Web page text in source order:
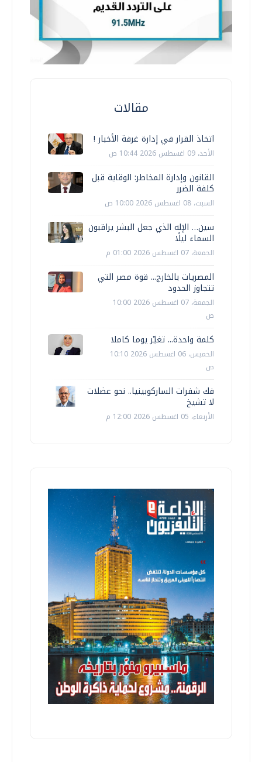
مقالات
اتخاذ القرار في إدارة غرفة الأخبار !
الأحد، 09 اغسطس 2026 10:44 ص
القانون وإدارة المخاطر: الوقاية قبل
كلفة الضرر
السبت، 08 اغسطس 2026 10:00 ص
سين… الإله الذي جعل البشر يراقبون
السماء ليلًا
الجمعة، 07 اغسطس 2026 01:00 م
المصريات بالخارج... قوة مصر التي
تتجاوز الحدود
الجمعة، 07 اغسطس 2026 10:00
ص
كلمة واحدة... تغيّر يوما كاملا
الخميس، 06 اغسطس 2026 10:10
ص
فك شفرات الساركوبينيا.. نحو عضلات
لا تشيخ
الأربعاء، 05 اغسطس 2026 12:00 م